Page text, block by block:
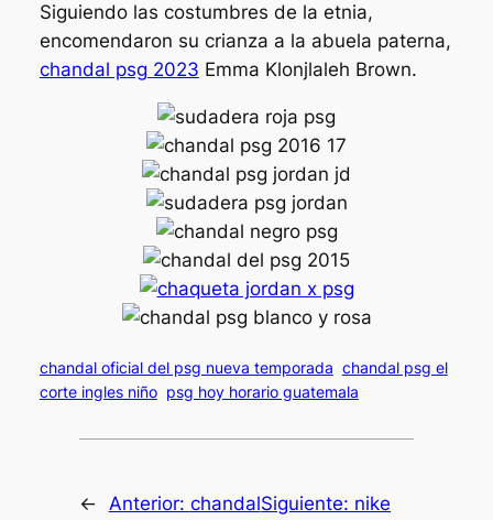
Siguiendo las costumbres de la etnia,
encomendaron su crianza a la abuela paterna,
chandal psg 2023 Emma Klonjlaleh Brown.
chandal oficial del psg nueva temporada chandal psg el
corte ingles niño psg hoy horario guatemala
← Anterior: chandalSiguiente: nike